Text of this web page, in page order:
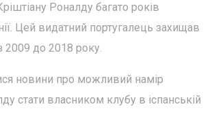
Роналду багато років
Цей видатний португалець захищав
2009 до 2018 року.
новини про можливий намір
стати власником клубу в іспанській